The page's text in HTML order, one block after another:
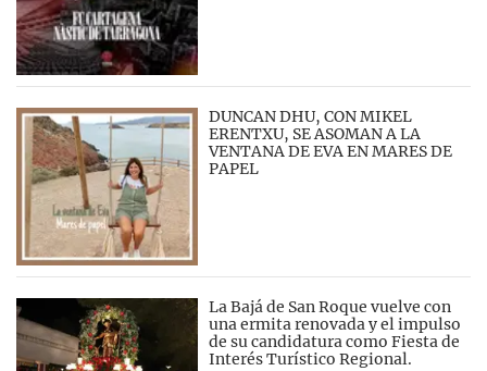
DUNCAN DHU, CON MIKEL
ERENTXU, SE ASOMAN A LA
VENTANA DE EVA EN MARES DE
PAPEL
La Bajá de San Roque vuelve con
una ermita renovada y el impulso
de su candidatura como Fiesta de
Interés Turístico Regional.